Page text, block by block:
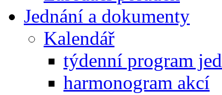
Jednání a dokumenty
Kalendář
týdenní program
harmonogram akcí